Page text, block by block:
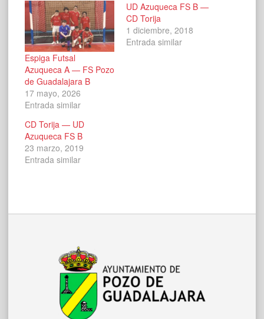
Espiga Futsal
Azuqueca A — FS Pozo
de Guadalajara B
17 mayo, 2026
Entrada similar
UD Azuqueca FS B —
CD Torija
1 diciembre, 2018
Entrada similar
CD Torija — UD
Azuqueca FS B
23 marzo, 2019
Entrada similar